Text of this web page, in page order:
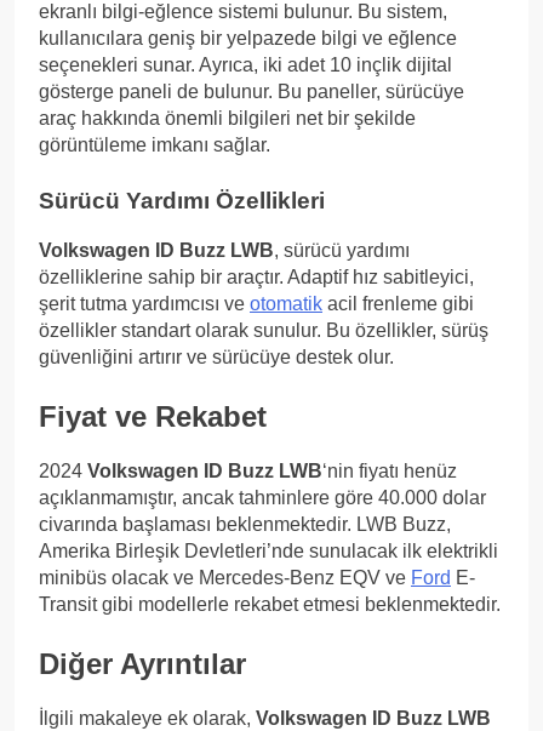
ekranlı bilgi-eğlence sistemi bulunur. Bu sistem,
kullanıcılara geniş bir yelpazede bilgi ve eğlence
seçenekleri sunar. Ayrıca, iki adet 10 inçlik dijital
gösterge paneli de bulunur. Bu paneller, sürücüye
araç hakkında önemli bilgileri net bir şekilde
görüntüleme imkanı sağlar.
Sürücü Yardımı Özellikleri
Volkswagen ID Buzz LWB, sürücü yardımı
özelliklerine sahip bir araçtır. Adaptif hız sabitleyici,
şerit tutma yardımcısı ve otomatik acil frenleme gibi
özellikler standart olarak sunulur. Bu özellikler, sürüş
güvenliğini artırır ve sürücüye destek olur.
Fiyat ve Rekabet
2024 Volkswagen ID Buzz LWB‘nin fiyatı henüz
açıklanmamıştır, ancak tahminlere göre 40.000 dolar
civarında başlaması beklenmektedir. LWB Buzz,
Amerika Birleşik Devletleri’nde sunulacak ilk elektrikli
minibüs olacak ve Mercedes-Benz EQV ve Ford E-
Transit gibi modellerle rekabet etmesi beklenmektedir.
Diğer Ayrıntılar
İlgili makaleye ek olarak, Volkswagen ID Buzz LWB